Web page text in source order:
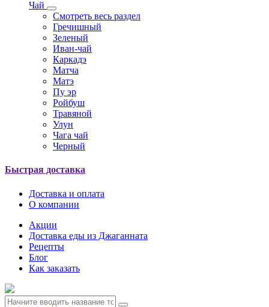
Чай
Смотреть весь раздел
Гречишный
Зеленый
Иван-чай
Каркадэ
Матча
Матэ
Пу эр
Ройбуш
Травяной
Улун
Чага чай
Черный
Быстрая доставка
Доставка и оплата
О компании
Акции
Доставка еды из Джаганната
Рецепты
Блог
Как заказать